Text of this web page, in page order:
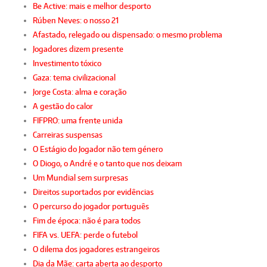
Be Active: mais e melhor desporto
Rúben Neves: o nosso 21
Afastado, relegado ou dispensado: o mesmo problema
Jogadores dizem presente
Investimento tóxico
Gaza: tema civilizacional
Jorge Costa: alma e coração
A gestão do calor
FIFPRO: uma frente unida
Carreiras suspensas
O Estágio do Jogador não tem género
O Diogo, o André e o tanto que nos deixam
Um Mundial sem surpresas
Direitos suportados por evidências
O percurso do jogador português
Fim de época: não é para todos
FIFA vs. UEFA: perde o futebol
O dilema dos jogadores estrangeiros
Dia da Mãe: carta aberta ao desporto